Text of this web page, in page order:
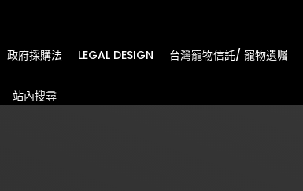
政府採購法 LEGAL DESIGN 台灣寵物信託/ 寵物遺囑
站內搜尋